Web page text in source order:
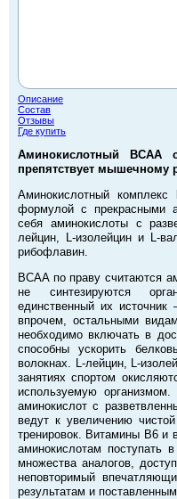
Описание
Состав
Отзывы
Где купить
Аминокислотный BCAA
препятствует мышечному
Аминокислотный комплекс
формулой с прекрасными
себя аминокислоты с
лейцин, L-изолейцин и L-
рибофлавин.
BCAA по праву считаются
не синтезируются
единственный их
впрочем, остальными
необходимо включать в
способны ускорить
волокнах. L-лейцин, L-
занятиях спортом
используемую
аминокислот с
ведут к увеличению
тренировок. Витамины B6 и
аминокислотам поступать
множества аналогов,
неповторимый
результатам и